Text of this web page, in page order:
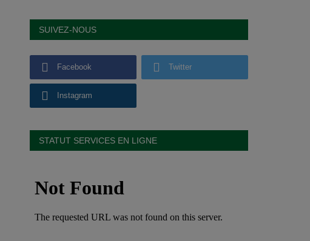
SUIVEZ-NOUS
Facebook Twitter
Instagram
STATUT SERVICES EN LIGNE